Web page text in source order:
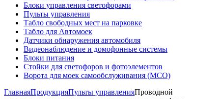
Блоки управления светофорами
Пульты управления
Табло свободных мест на парковке
Табло для Автомоек
Датчики обнаружения автомобиля
Видеонаблюдение и домофонные системы
Блоки питания
Стойки для светофоров и фотоэлементов
Ворота для моек самообслуживания (МСО)
ГлавнаяПродукцияПульты управленияПроводной